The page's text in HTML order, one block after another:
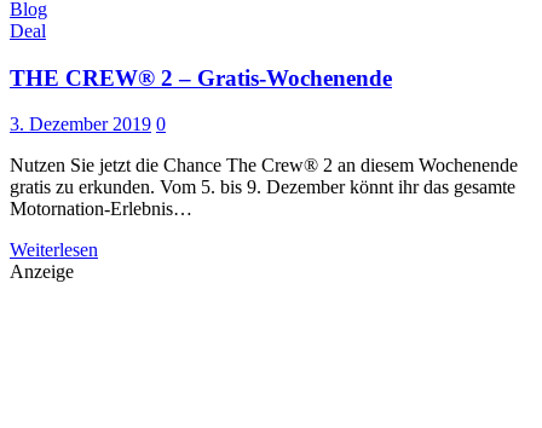
Blog
Deal
THE CREW® 2 – Gratis-Wochenende
3. Dezember 2019 0
Nutzen Sie jetzt die Chance The Crew® 2 an diesem Wochenende
gratis zu erkunden. Vom 5. bis 9. Dezember könnt ihr das gesamte
Motornation-Erlebnis…
Weiterlesen
Anzeige